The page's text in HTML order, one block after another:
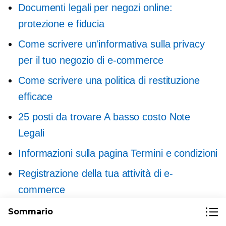
Documenti legali per negozi online:
protezione e fiducia
Come scrivere un'informativa sulla privacy
per il tuo negozio di e-commerce
Come scrivere una politica di restituzione
efficace
25 posti da trovare A basso costoNote
Legali
Informazioni sulla pagina Termini e condizioni
Registrazione della tua attività di e-
commerce
Proteggere il marchio: come registrare un
Sommario